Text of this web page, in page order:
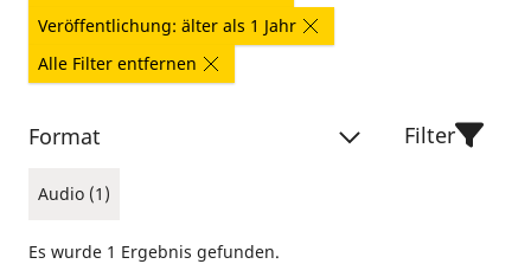
Veröffentlichung: älter als 1 Jahr
Alle Filter entfernen
Format
Audio (1)
Filter
Es wurde 1 Ergebnis gefunden.